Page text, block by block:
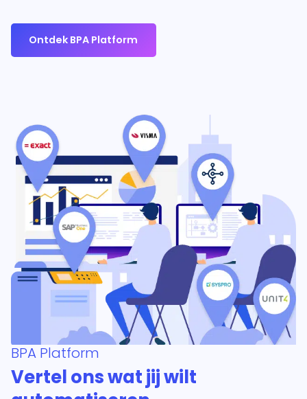
Ontdek BPA Platform
BPA Platform
Vertel ons wat jij wilt